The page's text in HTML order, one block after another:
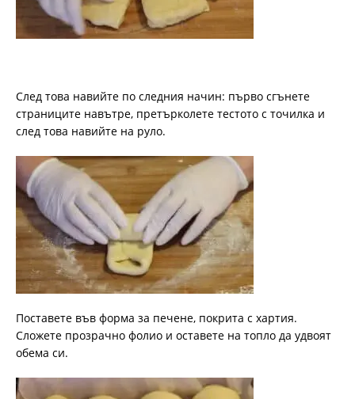
След това навийте по следния начин: първо сгънете
страниците навътре, претърколете тестото с точилка и
след това навийте на руло.
Поставете във форма за печене, покрита с хартия.
Сложете прозрачно фолио и оставете на топло да удвоят
обема си.